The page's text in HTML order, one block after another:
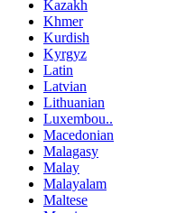
Kazakh
Khmer
Kurdish
Kyrgyz
Latin
Latvian
Lithuanian
Luxembou..
Macedonian
Malagasy
Malay
Malayalam
Maltese